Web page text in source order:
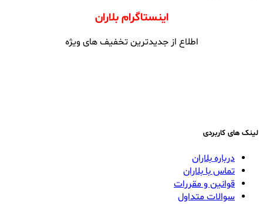
اینستاگرام بلاران
اطلاع از جدیدترین تخفیف های ویژه
لینک های کاربردی
درباره بلاران
تماس با بلاران
قوانین و مقررات
سوالات متداول